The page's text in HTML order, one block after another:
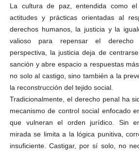
La cultura de paz, entendida como el
actitudes y prácticas orientadas al
derechos humanos, la justicia y la
valioso para repensar el derecho
perspectiva, la justicia deja de
sanción y abre espacio a respuestas
no solo al castigo, sino también a la
la reconstrucción del tejido social.
Tradicionalmente, el derecho penal ha
mecanismo de control social enfocado
que vulneran el orden jurídico. Sin
mirada se limita a la lógica punitiva,
insuficiente. Castigar, por sí solo, no